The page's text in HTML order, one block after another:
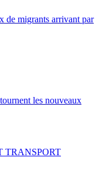
de migrants arrivant par
les nouveaux
TRANSPORT